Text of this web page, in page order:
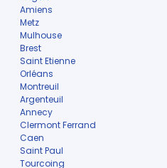
Amiens
Metz
Mulhouse
Brest
Saint Etienne
Orléans
Montreuil
Argenteuil
Annecy
Clermont Ferrand
Caen
Saint Paul
Tourcoing